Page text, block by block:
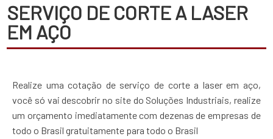
SERVIÇO DE CORTE A LASER
EM AÇO
Realize uma cotação de serviço de corte a laser em aço,
você só vai descobrir no site do Soluções Industriais, realize
um orçamento imediatamente com dezenas de empresas de
todo o Brasil gratuitamente para todo o Brasil